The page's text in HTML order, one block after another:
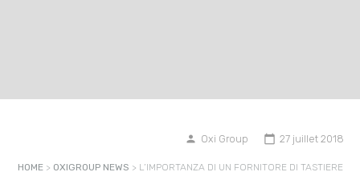
person Oxi Group calendar_today 27 juillet 2018
HOME> OXIGROUP NEWS > L’IMPORTANZA DI UN FORNITORE DI TASTIERE